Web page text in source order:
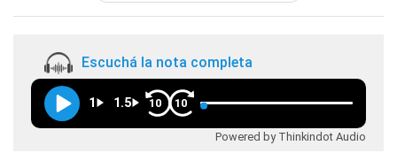
Escuchá la nota completa
1 1.5 10 10
Powered by Thinkindot Audio